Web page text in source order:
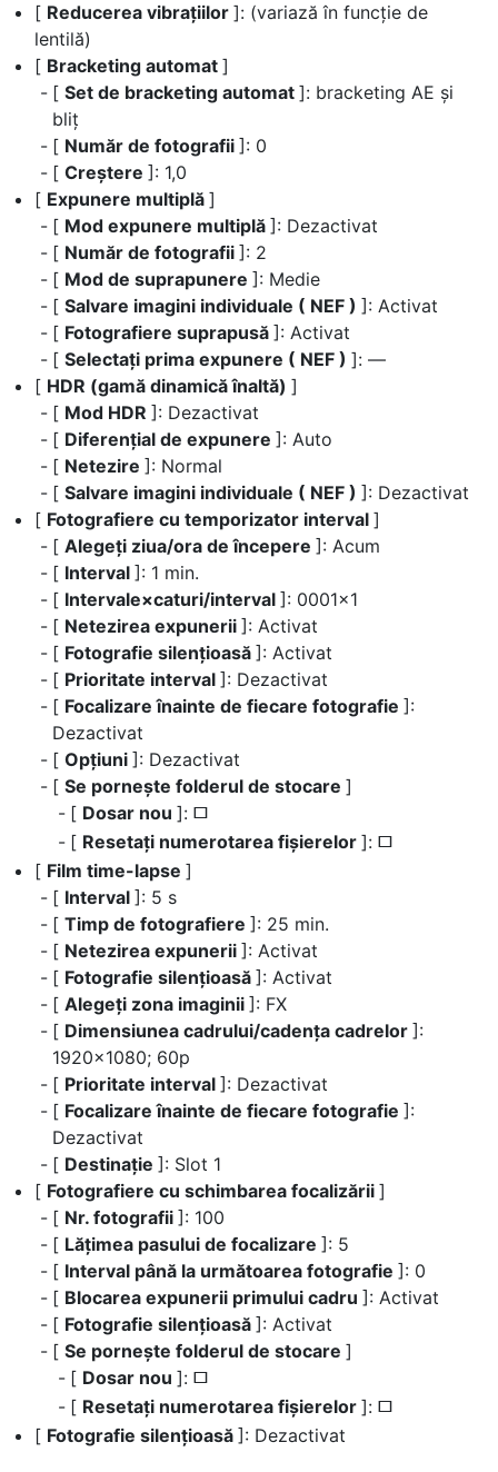
[ Reducerea vibrațiilor ]: (variază în funcție de
lentilă)
[ Bracketing automat ]
[ Set de bracketing automat ]: bracketing AE și
bliț
[ Număr de fotografii ]: 0
[ Creștere ]: 1,0
[ Expunere multiplă ]
[ Mod expunere multiplă ]: Dezactivat
[ Număr de fotografii ]: 2
[ Mod de suprapunere ]: Medie
[ Salvare imagini individuale ( NEF ) ]: Activat
[ Fotografiere suprapusă ]: Activat
[ Selectați prima expunere ( NEF ) ]: —
[ HDR (gamă dinamică înaltă) ]
[ Mod HDR ]: Dezactivat
[ Diferenţial de expunere ]: Auto
[ Netezire ]: Normal
[ Salvare imagini individuale ( NEF ) ]: Dezactivat
[ Fotografiere cu temporizator interval ]
[ Alegeți ziua/ora de începere ]: Acum
[ Interval ]: 1 min.
[ Intervale×caturi/interval ]: 0001×1
[ Netezirea expunerii ]: Activat
[ Fotografie silențioasă ]: Activat
[ Prioritate interval ]: Dezactivat
[ Focalizare înainte de fiecare fotografie ]:
Dezactivat
[ Opțiuni ]: Dezactivat
[ Se pornește folderul de stocare ]
[ Dosar nou ]: U
[ Resetați numerotarea fișierelor ]: U
[ Film time-lapse ]
[ Interval ]: 5 s
[ Timp de fotografiere ]: 25 min.
[ Netezirea expunerii ]: Activat
[ Fotografie silențioasă ]: Activat
[ Alegeți zona imaginii ]: FX
[ Dimensiunea cadrului/cadența cadrelor ]:
1920×1080; 60p
[ Prioritate interval ]: Dezactivat
[ Focalizare înainte de fiecare fotografie ]:
Dezactivat
[ Destinație ]: Slot 1
[ Fotografiere cu schimbarea focalizării ]
[ Nr. fotografii ]: 100
[ Lățimea pasului de focalizare ]: 5
[ Interval până la următoarea fotografie ]: 0
[ Blocarea expunerii primului cadru ]: Activat
[ Fotografie silențioasă ]: Activat
[ Se pornește folderul de stocare ]
[ Dosar nou ]: U
[ Resetați numerotarea fișierelor ]: U
[ Fotografie silențioasă ]: Dezactivat